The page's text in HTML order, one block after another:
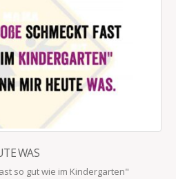
WAS
so gut wie im Kindergarten"